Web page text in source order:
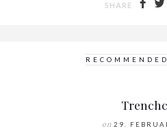
SHARE
on 29.